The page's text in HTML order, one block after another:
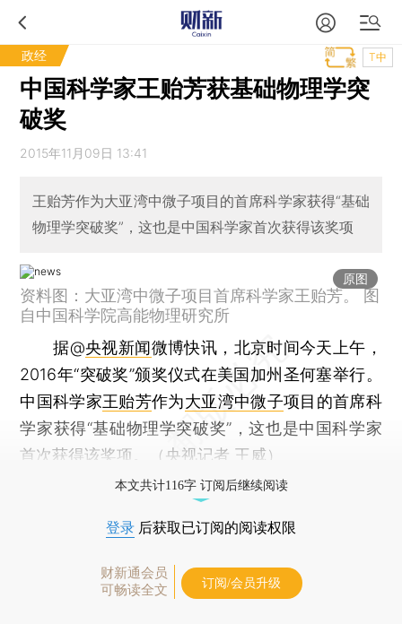
政经 T中
中国科学家王贻芳获基础物理学突
破奖
2015年11月09日 13:41
王贻芳作为大亚湾中微子项目的首席科学家获得“基础
物理学突破奖”，这也是中国科学家首次获得该奖项
原图
资料图：大亚湾中微子项目首席科学家王贻芳。 图
自中国科学院高能物理研究所
据@央视新闻微博快讯，北京时间今天上午，
2016年“突破奖”颁奖仪式在美国加州圣何塞举行。
中国科学家王贻芳作为大亚湾中微子项目的首席科
学家获得“基础物理学突破奖”，这也是中国科学家
首次获得该奖项。（央视记者 王威）
本文共计116字 订阅后继续阅读
登录 后获取已订阅的阅读权限
财新通会员
可畅读全文
订阅/会员升级